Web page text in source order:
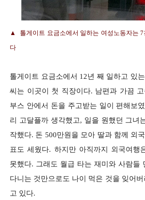
▲ 톨게이트 요금소에서 일하는 여성노동자는
다
톨게이트 요금소에서 12년 째 일하고 있
씨는 이곳이 첫 직장이다. 남편과 가끔
부스 안에서 돈을 주고받는 일이 편해보
리 고달플까 생각했고, 일을 원했던 그녀
작했다. 돈 500만원을 모아 딸과 함께 외
표도 세웠다. 하지만 아직까지 외국여행
못했다. 그래도 월급 타는 재미와 사람들
다니는 것만으로도 나이 먹은 것을 잊어버
고 있다.